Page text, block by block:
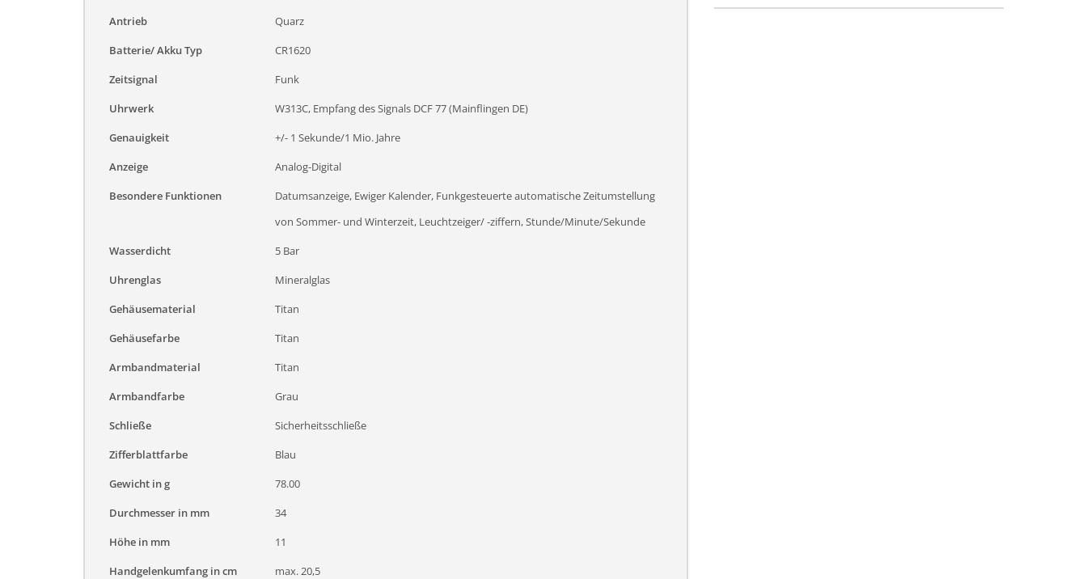
Antrieb
Quarz
Batterie/ Akku Typ
CR1620
Zeitsignal
Funk
Uhrwerk
W313C, Empfang des Signals DCF 77 (Mainflingen DE)
Genauigkeit
+/- 1 Sekunde/1 Mio. Jahre
Anzeige
Analog-Digital
Besondere Funktionen
Datumsanzeige, Ewiger Kalender, Funkgesteuerte automatische Zeitumstellung
von Sommer- und Winterzeit, Leuchtzeiger/ -ziffern, Stunde/Minute/Sekunde
Wasserdicht
5 Bar
Uhrenglas
Mineralglas
Gehäusematerial
Titan
Gehäusefarbe
Titan
Armbandmaterial
Titan
Armbandfarbe
Grau
Schließe
Sicherheitsschließe
Zifferblattfarbe
Blau
Gewicht in g
78.00
Durchmesser in mm
34
Höhe in mm
11
Handgelenkumfang in cm
max. 20,5